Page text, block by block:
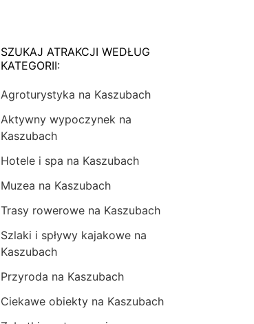
SZUKAJ ATRAKCJI WEDŁUG
KATEGORII:
Agroturystyka na Kaszubach
Aktywny wypoczynek na
Kaszubach
Hotele i spa na Kaszubach
Muzea na Kaszubach
Trasy rowerowe na Kaszubach
Szlaki i spływy kajakowe na
Kaszubach
Przyroda na Kaszubach
Ciekawe obiekty na Kaszubach